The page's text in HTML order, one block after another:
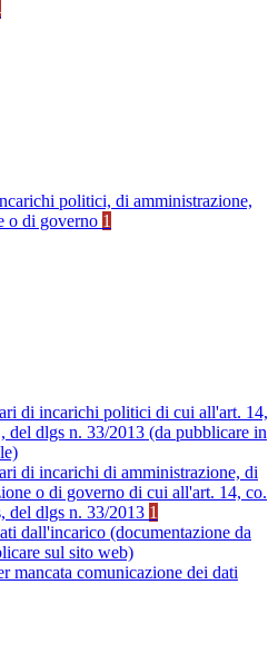
politici, di amministrazione,
o di governo 1
di incarichi politici di cui all'art. 14,
del dlgs n. 33/2013 (da pubblicare in
di incarichi di amministrazione, di
o di governo di cui all'art. 14, co.
del dlgs n. 33/2013 1
dall'incarico (documentazione da
sul sito web)
mancata comunicazione dei dati